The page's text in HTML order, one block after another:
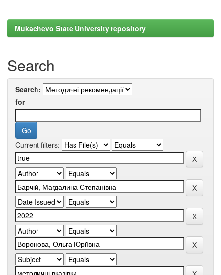
Mukachevo State University repository
Search
Search:
for
Current filters: